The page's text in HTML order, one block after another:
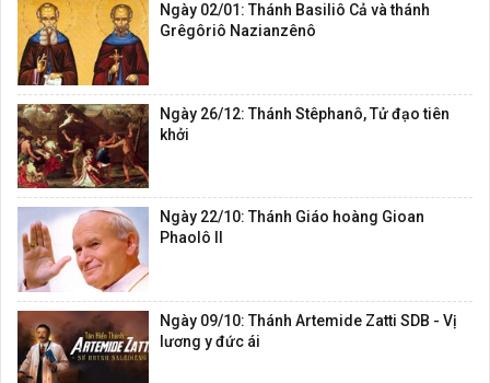
Ngày 02/01: Thánh Basiliô Cả và thánh
Grêgôriô Nazianzênô
Ngày 26/12: Thánh Stêphanô, Tử đạo tiên
khởi
Ngày 22/10: Thánh Giáo hoàng Gioan
Phaolô II
Ngày 09/10: Thánh Artemide Zatti SDB - Vị
lương y đức ái